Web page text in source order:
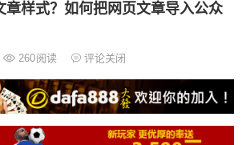
章样式？如何把网页文章导入公众
260阅读 评论关闭